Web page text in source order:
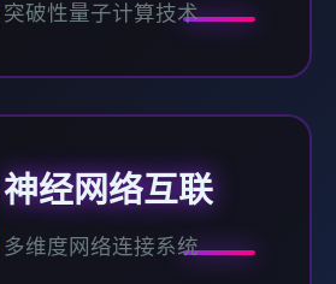
突破性量子计算技术
神经网络互联
多维度网络连接系统